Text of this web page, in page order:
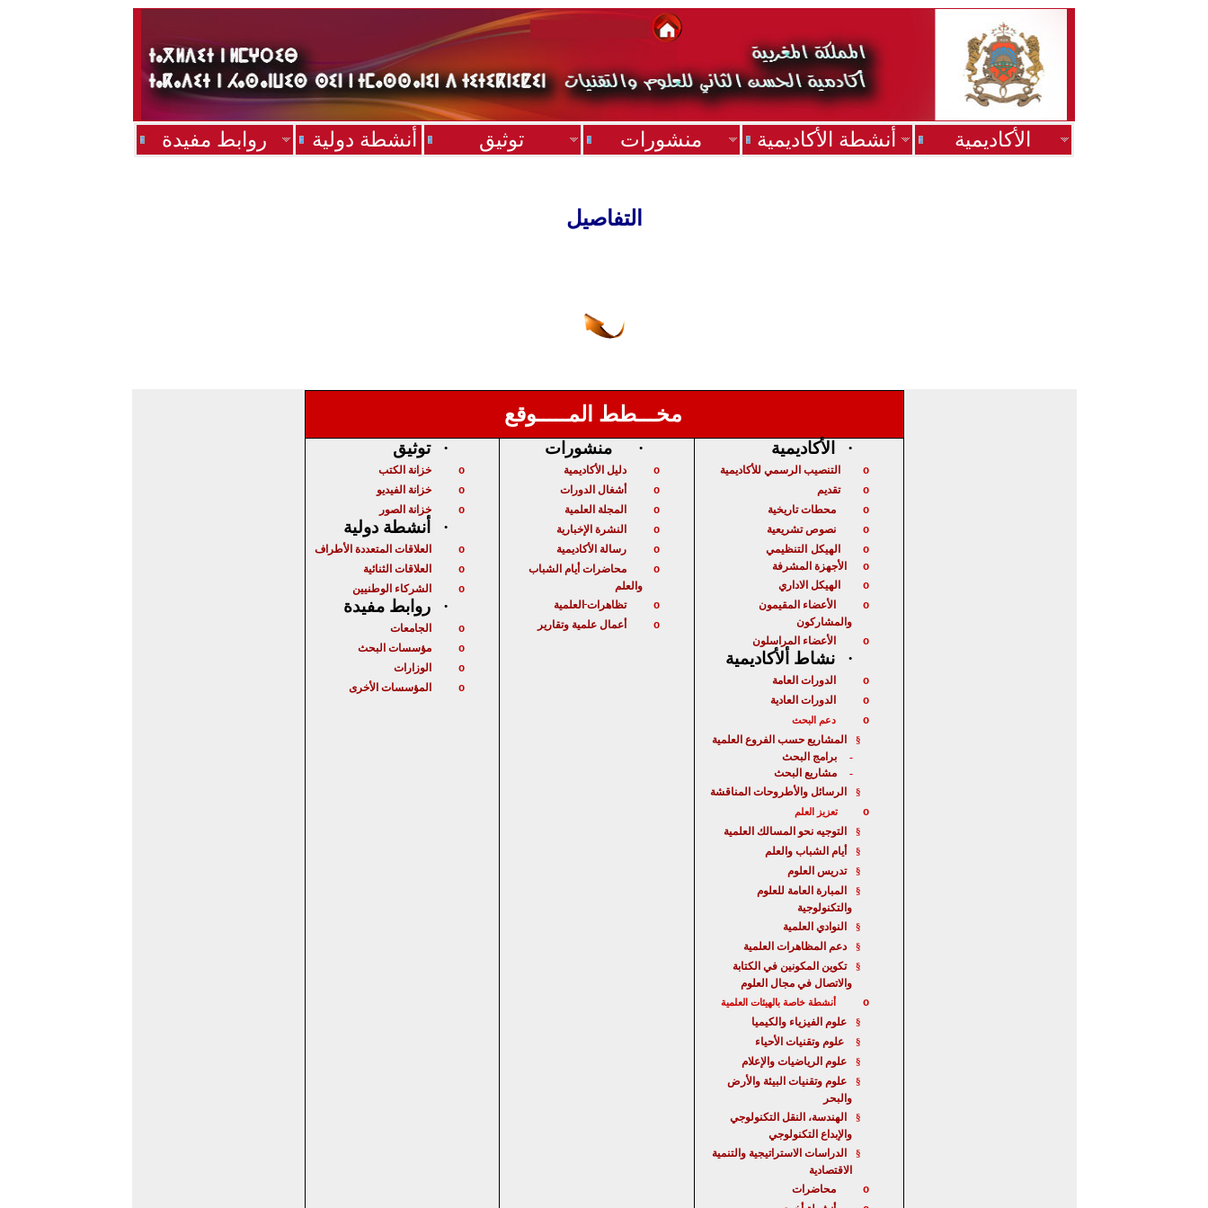
روابط مفيدة أنشطة دولية توثيق منشورات أنشطة الأكاديمية الأكاديمية
التفاصيل
مخـــطط المـــــوقع
· توثيق
o خزانة الكتب
o خزانة الفيديو
o خزانة الصور
· أنشطة دولية
o العلاقات المتعددة الأطراف
o العلاقات الثنائية
o الشركاء الوطنيين
· روابط مفيدة
o الجامعات
o مؤسسات البحث
o الوزارات
o المؤسسات الأخرى
· منشورات
o دليل الأكاديمية
o أشغال الدورات
o المجلة العلمية
o النشرة الإخبارية
o رسالة الأكاديمية
o
محاضرات أيام الشباب
والعلم
o تظاهراتالعلمية
o أعمال علمية وتقارير
· الأكاديمية
o التنصيب الرسمي للأكاديمية
o تقديم
o محطات تاريخية
o نصوص تشريعية
o الهيكل التنظيمي
o الأجهزة المشرفة
o الهيكل الاداري
o
الأعضاء المقيمون
والمشاركون
o الأعضاء المراسلون
· نشاط ألأكاديمية
o الدورات العامة
o الدورات العادية
o
دعم البحث
§
المشاريع حسب الفروع العلمية
- برامج البحث
- مشاريعالبحث
§ الرسائل والأطروحات المناقشة
o
تعزيز العلم
§
التوجيه نحو المسالك العلمية
§ أيام الشباب والعلم
§ تدريس العلوم
§ المبارةالعامة للعلوم
والتكنولوجية
§ النوادي العلمية
§ دعم المظاهرات العلمية
§
تكوين المكونين في الكتابة
والاتصال في مجال العلوم
o
أنشطة خاصة بالهيئات العلمية
§
علوم الفيزياء والكيميا
§ علوم وتقنيات الأحياء
§ علوم الرياضيات والإعلام
§
علوم وتقنيات البيئة والأرض
والبحر
§
الهندسة، النقل التكنولوجي
والإبداع التكنولوجي
§ الدراسات الاستراتيجية والتنمية
الاقتصادية
o محاضرات